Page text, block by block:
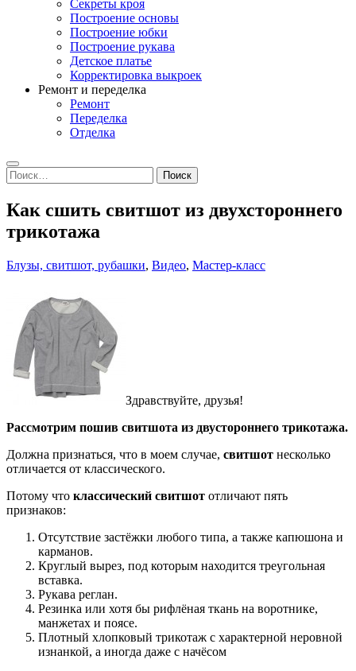
Секреты кроя
Построение основы
Построение юбки
Построение рукава
Детское платье
Корректировка выкроек
Ремонт и переделка
Ремонт
Переделка
Отделка
Search
Найти:
Как сшить свитшот из двухстороннего
трикотажа
Блузы, свитшот, рубашки, Видео, Мастер-класс
Здравствуйте, друзья!
Рассмотрим пошив свитшота из двустороннего трикотажа.
Должна признаться, что в моем случае, свитшот несколько
отличается от классического.
Потому что классический свитшот отличают пять
признаков:
Отсутствие застёжки любого типа, а также капюшона и
карманов.
Круглый вырез, под которым находится треугольная
вставка.
Рукава реглан.
Резинка или хотя бы рифлёная ткань на воротнике,
манжетах и поясе.
Плотный хлопковый трикотаж с характерной неровной
изнанкой, а иногда даже с начёсом